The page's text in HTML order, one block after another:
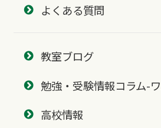
よくある質問
教室ブログ
勉強・受験情報コラム-
高校情報